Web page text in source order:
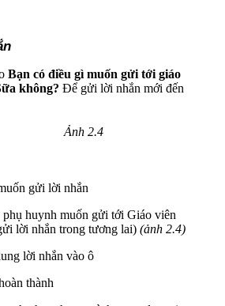
Bạn có điều gì muốn gửi tới giáo
không? Để gửi lời nhắn mới đến
Ảnh 2.4
gửi lời nhắn
huynh muốn gửi tới Giáo viên
lời nhắn trong tương lai) (ảnh 2.4)
lời nhắn vào ô
thành